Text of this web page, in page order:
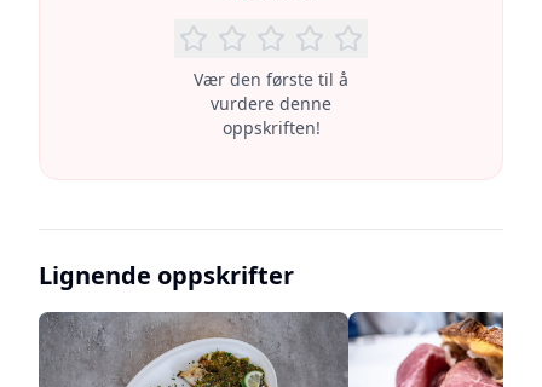
Vær den første til å
vurdere denne
oppskriften!
Lignende oppskrifter